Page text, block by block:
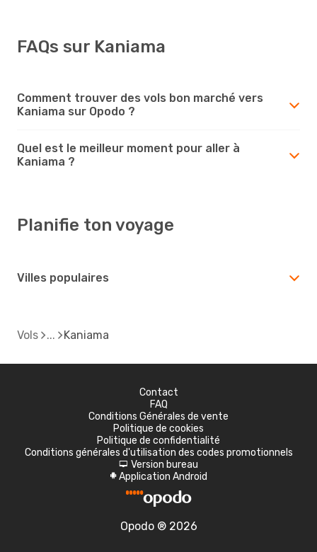
FAQs sur Kaniama
Comment trouver des vols bon marché vers
Kaniama sur Opodo ?
Quel est le meilleur moment pour aller à
Kaniama ?
Planifie ton voyage
Villes populaires
Vols Kaniama
Contact
FAQ
Conditions Générales de vente
Politique de cookies
Politique de confidentialité
Conditions générales d'utilisation des codes promotionnels
d Version bureau
A Application Android
Opodo ® 2026